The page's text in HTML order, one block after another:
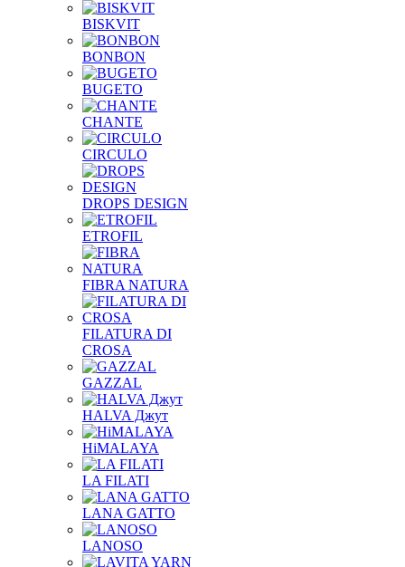
BISKVIT
BONBON
BUGETO
CHANTE
CIRCULO
DROPS DESIGN
ETROFIL
FIBRA NATURA
FILATURA DI
CROSA
GAZZAL
HALVA Джут
HiMALAYA
LA FILATI
LANA GATTO
LANOSO